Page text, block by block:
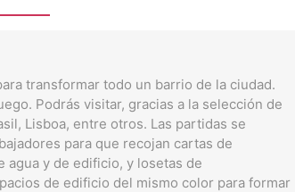
transformar todo un barrio de la ciudad.
Podrás visitar, gracias a la selección de
Lisboa, entre otros. Las partidas se
para que recojan cartas de
agua y de edificio, y losetas de
de edificio del mismo color para formar